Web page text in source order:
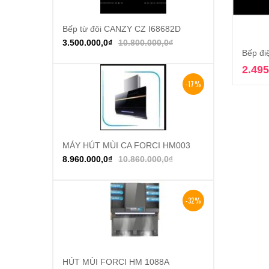
Bếp
Thêm vào giỏ hàng
Bếp từ đôi CANZY CZ I68682D
10.800.000,0₫
3.500.000,0₫
-17%
Thêm vào giỏ hàng
MÁY HÚT MÙI CA FORCI HM003
10.860.000,0₫
8.960.000,0₫
-32%
Thêm vào giỏ hàng
HÚT MÙI FORCI HM 1088A